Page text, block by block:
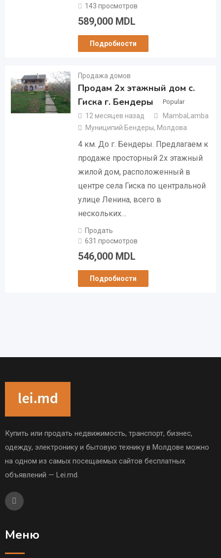
143 просмотров
589,000 MDL
Подробности
Продажа домов
Продам 2х этажный дом с.
Гиска г. Бендеры
Popular
12 месяцев назад
MambaLamba
Муниципий Бендеры, Молдова
4 км. До г. Бендеры. Предлагаем к
продаже просторный 2х этажный
жилой дом, расположенный в
центре села Гиска по центральной
улице Ленина, всего в
нескольких…
Продать
631 просмотров
546,000 MDL
Подробности
Купить или продать недвижимость, транспорт, бизнес,
одежду, электронику и бытовую технику в Молдове можно
на одном из самых посещаемых сайтов бесплатных
объявлений — Lei.md.
Меню